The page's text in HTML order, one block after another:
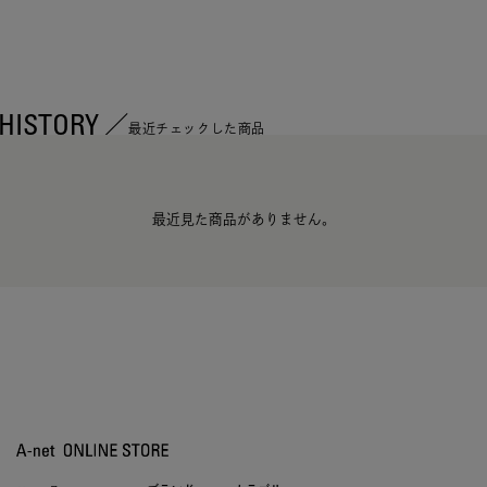
最近チェックした商品
最近見た商品がありません。